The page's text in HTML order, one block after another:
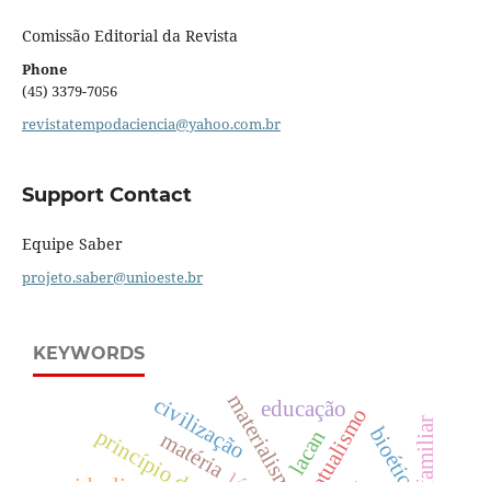
Comissão Editorial da Revista
Phone
(45) 3379-7056
revistatempodaciencia@yahoo.com.br
Support Contact
Equipe Saber
projeto.saber@unioeste.br
KEYWORDS
materialismo
matéria
civilização educação
bioética
lacan